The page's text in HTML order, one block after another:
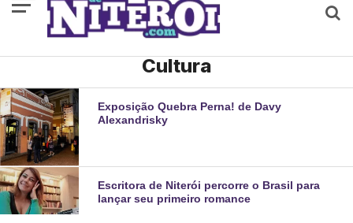
Cultura
Exposição Quebra Perna! de Davy
Alexandrisky
Escritora de Niterói percorre o Brasil para
lançar seu primeiro romance